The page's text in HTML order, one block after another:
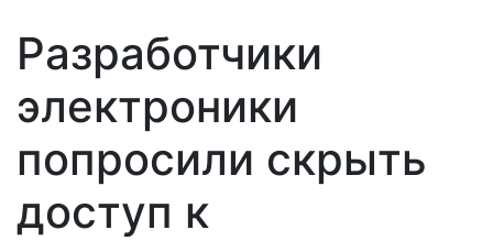
Разработчики
электроники
попросили скрыть
доступ к